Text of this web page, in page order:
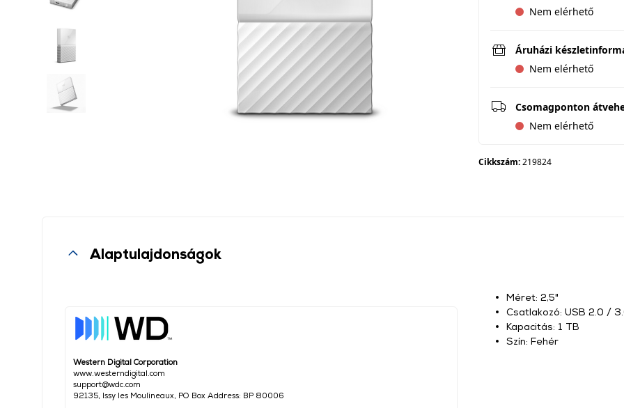
Nem elérhető
Áruházi
Nem elérhető
Csomagponton
Nem elérhető
Cikkszám:219824
Alaptulajdonságok
Western Digital Corporation
www.westerndigital.com
support@wdc.com
92135, Issy les Moulineaux, PO Box Address: BP 80006
Méret: 2,5"
Csatlakozó: USB 2.0 /
Kapacitás: 1 TB
Szín: Fehér